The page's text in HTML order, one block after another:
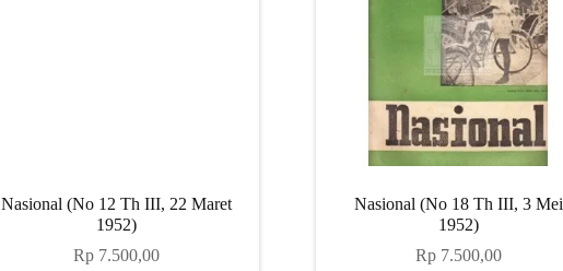
Nasional (No 12 Th III, 22 Maret
1952)
Rp 7.500,00
Nasional (No 18 Th III, 3 Mei
1952)
Rp7.500,00